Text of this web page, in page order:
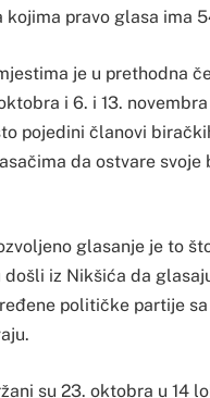
kojima pravo glasa ima
je u prethodna
i 6. i 13.
pojedini članovi
da ostvare svoje
glasanje je to
iz Nikšića da
političke partije
su 23. oktobra u 14